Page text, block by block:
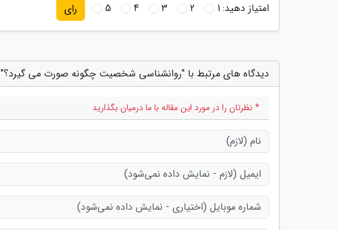
امتیاز دهید:1
2
3
4
5 رای
دیدگاه های مرتبط با "روانشناسی شخصیت چگونه صورت می گیرد؟"
* نظرتان را در مورد این مقاله با ما درمیان بگذارید